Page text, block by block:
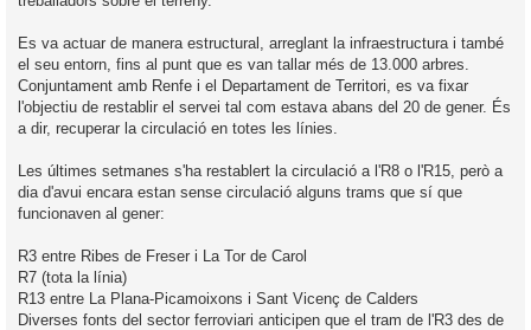
Es va actuar de manera estructural, arreglant la infraestructura i també
el seu entorn, fins al punt que es van tallar més de 13.000 arbres.
Conjuntament amb Renfe i el Departament de Territori, es va fixar
l'objectiu de restablir el servei tal com estava abans del 20 de gener. És
a dir, recuperar la circulació en totes les línies.
Les últimes setmanes s'ha restablert la circulació a l'R8 o l'R15, però a
dia d'avui encara estan sense circulació alguns trams que sí que
funcionaven al gener:
R3 entre Ribes de Freser i La Tor de Carol
R7 (tota la línia)
R13 entre La Plana-Picamoixons i Sant Vicenç de Calders
Diverses fonts del sector ferroviari anticipen que el tram de l'R3 des de